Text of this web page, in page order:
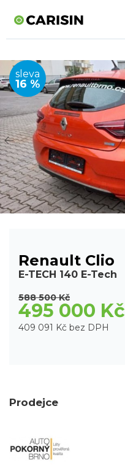
sleva
16 %
Renault Clio
E-TECH 140 E-Tech
588 500 Kč
495 000 Kč
409 091 Kč bez DPH
Prodejce